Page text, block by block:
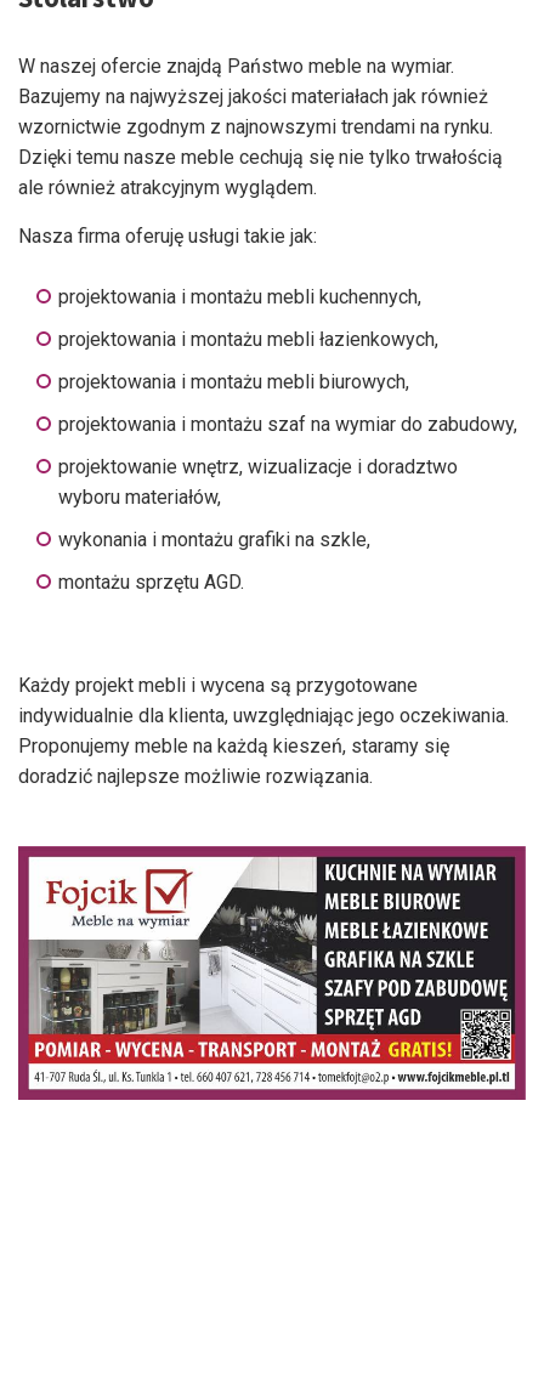
W naszej ofercie znajdą Państwo meble na wymiar.
Bazujemy na najwyższej jakości materiałach jak również
wzornictwie zgodnym z najnowszymi trendami na rynku.
Dzięki temu nasze meble cechują się nie tylko trwałością
ale również atrakcyjnym wyglądem.
Nasza firma oferuję usługi takie jak:
projektowania i montażu mebli kuchennych,
projektowania i montażu mebli łazienkowych,
projektowania i montażu mebli biurowych,
projektowania i montażu szaf na wymiar do zabudowy,
projektowanie wnętrz, wizualizacje i doradztwo
wyboru materiałów,
wykonania i montażu grafiki na szkle,
montażu sprzętu AGD.
Każdy projekt mebli i wycena są przygotowane
indywidualnie dla klienta, uwzględniając jego oczekiwania.
Proponujemy meble na każdą kieszeń, staramy się
doradzić najlepsze możliwie rozwiązania.